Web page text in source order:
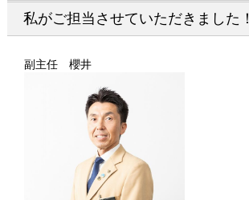
私がご担当させていただきました！
副主任 櫻井